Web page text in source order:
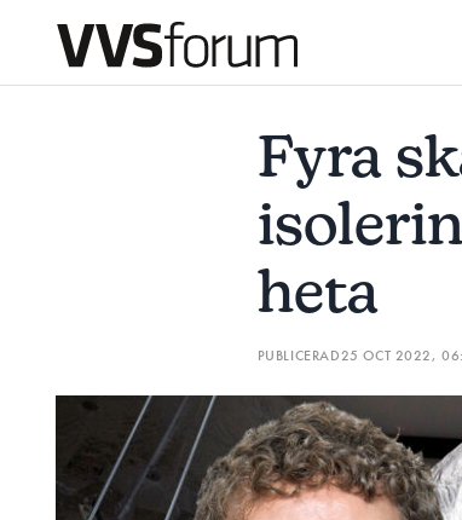
Prenumerera
Hantera prenumeration
Läs E-tidningen
Om tidningen
Fyra
heta
PUBLICERAD25 OCT 2022,
FYRA SKÄL TILL ATT ISOLERINGSFÖRETAGEN ÄR